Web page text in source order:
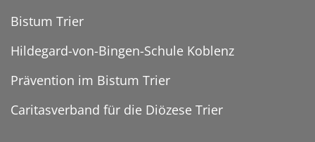
Bistum Trier
Hildegard-von-Bingen-Schule Koblenz
Prävention im Bistum Trier
Caritasverband für die Diözese Trier